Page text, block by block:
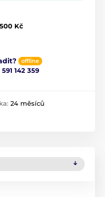
500 Kč
offline
142 359
24 měsíců